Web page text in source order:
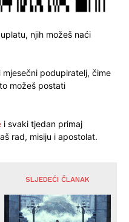
njih možeš naći
podupiratelj, čime
možeš postati
i svaki tjedan primaj
rad, misiju i apostolat.
SLJEDEĆI ČLANAK